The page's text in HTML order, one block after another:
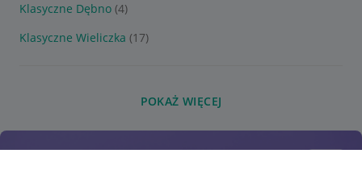
Klasyczne Dębno (4)
Klasyczne Wieliczka (17)
POKAŻ WIĘCEJ